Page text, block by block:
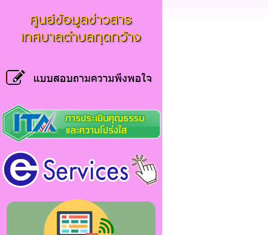
ศูนย์ข้อมูลข่าวสาร
เทศบาลตำบลกุดกว้าง